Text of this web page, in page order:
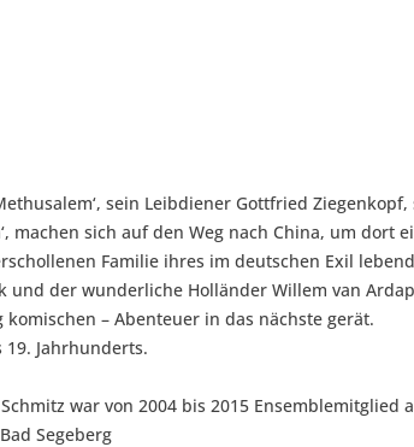
sein Leibdiener Gottfried
machen sich auf den Weg nach China, um dort
Familie ihres im deutschen Exil
und der wunderliche Holländer Willem van
– Abenteuer in das nächste gerät.
Jahrhunderts.
war von 2004 bis 2015 Ensemblemitglied
Segeberg